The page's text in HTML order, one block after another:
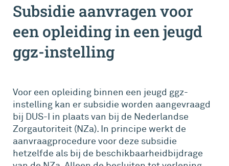
Subsidie aanvragen voor
een opleiding in een jeugd
ggz-instelling
Voor een opleiding binnen een jeugd ggz-
instelling kan er subsidie worden aangevraagd
bij DUS-I in plaats van bij de Nederlandse
Zorgautoriteit (NZa). In principe werkt de
aanvraagprocedure voor deze subsidie
hetzelfde als bij de beschikbaarheidbijdrage